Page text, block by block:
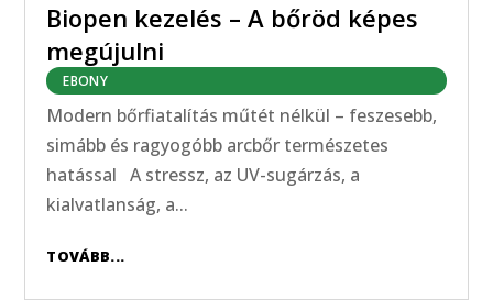
Biopen kezelés – A bőröd képes
megújulni
EBONY
Modern bőrfiatalítás műtét nélkül – feszesebb,
simább és ragyogóbb arcbőr természetes
hatással A stressz, az UV-sugárzás, a
kialvatlanság, a...
TOVÁBB...